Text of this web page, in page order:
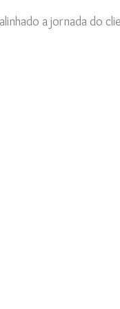
a jornada do